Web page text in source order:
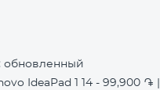
обновленный
IdeaPad 1 14 - 99,900 ֏ |